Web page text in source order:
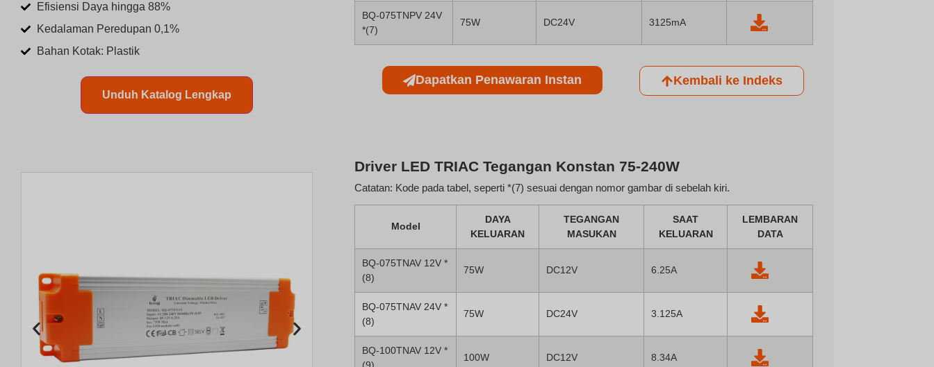
Efisiensi Daya hingga 88%
Kedalaman Peredupan 0,1%
Bahan Kotak: Plastik
Unduh Katalog Lengkap
BQ-075TNPV 24V
*(7)
75W DC24V 3125mA
Dapatkan Penawaran Instan Kembali ke Indeks
Driver LED TRIAC Tegangan Konstan 75-240W
Catatan: Kode pada tabel, seperti *(7) sesuai dengan nomor gambar di sebelah kiri.
Model
DAYA
KELUARAN
TEGANGAN
MASUKAN
SAAT
KELUARAN
LEMBARAN
DATA
BQ-075TNAV 12V *
(8)
75W DC12V 6.25A
BQ-075TNAV 24V *
(8)
75W DC24V 3.125A
BQ-100TNAV 12V *
100W DC12V 8.34A